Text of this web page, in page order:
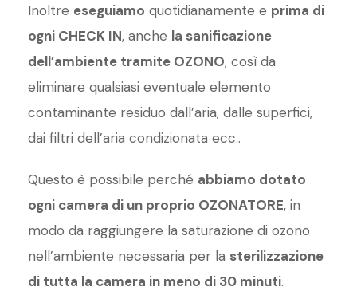
Inoltre eseguiamo quotidianamente e prima di
ogni CHECK IN, anche la sanificazione
dell’ambiente tramite OZONO, così da
eliminare qualsiasi eventuale elemento
contaminante residuo dall’aria, dalle superfici,
dai filtri dell’aria condizionata ecc..
Questo è possibile perché abbiamo dotato
ogni camera di un proprio OZONATORE, in
modo da raggiungere la saturazione di ozono
nell’ambiente necessaria per la sterilizzazione
di tutta la camera in meno di 30 minuti.